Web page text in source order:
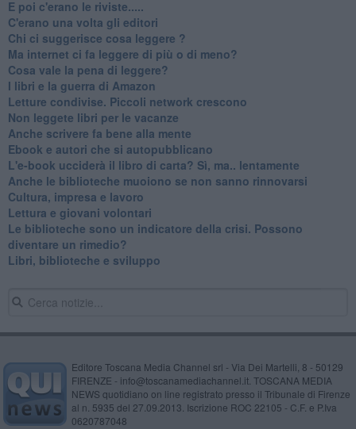
​E poi c'erano le riviste.....
​C'erano una volta gli editori
​Chi ci suggerisce cosa leggere ?
​Ma internet ci fa leggere di più o di meno?
​Cosa vale la pena di leggere?
I libri e la guerra di Amazon
​Letture condivise. Piccoli network crescono
​Non leggete libri per le vacanze
​Anche scrivere fa bene alla mente
​Ebook e autori che si autopubblicano
​L'e-book ucciderà il libro di carta? Sì, ma.. lentamente
​Anche le biblioteche muoiono se non sanno rinnovarsi
​Cultura, impresa e lavoro
​Lettura e giovani volontari
​Le biblioteche sono un indicatore della crisi. Possono
diventare un rimedio?
​Libri, biblioteche e sviluppo
Editore Toscana Media Channel srl - Via Dei Martelli, 8 - 50129
FIRENZE - info@toscanamediachannel.it. TOSCANA MEDIA
NEWS quotidiano on line registrato presso il Tribunale di Firenze
al n. 5935 del 27.09.2013. Iscrizione ROC 22105 - C.F. e P.Iva
0620787048